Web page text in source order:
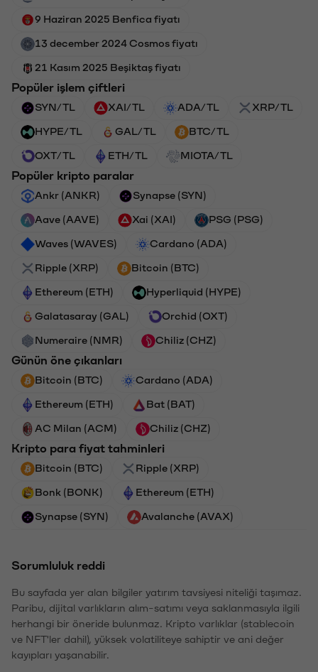
9 Haziran 2025 Benfica fiyatı
13 december 2024 Cosmos fiyatı
21 Kasım 2025 Beşiktaş fiyatı
Popüler işlem çiftleri
SYN/TL XAI/TL ADA/TL XRP/TL
HYPE/TL GAL/TL BTC/TL
OXT/TL ETH/TL MIOTA/TL
Popüler kripto paralar
Ankr (ANKR) Synapse (SYN)
Aave (AAVE) Xai (XAI) PSG (PSG)
Waves (WAVES) Cardano (ADA)
Ripple (XRP) Bitcoin (BTC)
Ethereum (ETH) Hyperliquid (HYPE)
Galatasaray (GAL) Orchid (OXT)
Numeraire (NMR) Chiliz (CHZ)
Günün öne çıkanları
Bitcoin (BTC) Cardano (ADA)
Ethereum (ETH) Bat (BAT)
AC Milan (ACM) Chiliz (CHZ)
Kripto para fiyat tahminleri
Bitcoin (BTC) Ripple (XRP)
Bonk (BONK) Ethereum (ETH)
Synapse (SYN) Avalanche (AVAX)
Sorumluluk reddi
Bu sayfada yer alan bilgiler yatırım tavsiyesi niteliği taşımaz.
Paribu, dijital varlıkların alım-satımı veya saklanmasıyla ilgili
herhangi bir öneride bulunmaz. Kripto varlıklar (stablecoin
ve NFT'ler dahil), yüksek volatiliteye sahiptir ve ani değer
kayıpları yaşanabilir.